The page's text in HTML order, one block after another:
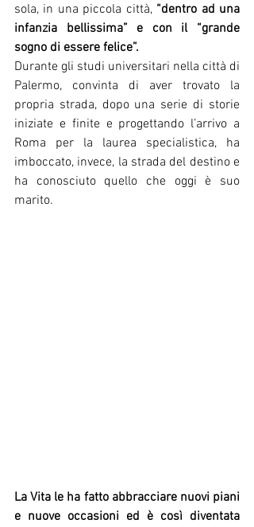
sola, in una piccola città, “dentro ad una
infanzia bellissima” e con il “grande
sogno di essere felice”.
Durante gli studi universitari nella città di
Palermo, convinta di aver trovato la
propria strada, dopo una serie di storie
iniziate e finite e progettando l’arrivo a
Roma per la laurea specialistica, ha
imboccato, invece, la strada del destino e
ha conosciuto quello che oggi è suo
marito.
La Vita le ha fatto abbracciare nuovi piani
e nuove occasioni ed è così diventata